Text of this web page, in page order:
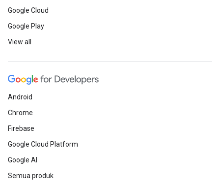
Google Cloud
Google Play
View all
Android
Chrome
Firebase
Google Cloud Platform
Google AI
Semua produk